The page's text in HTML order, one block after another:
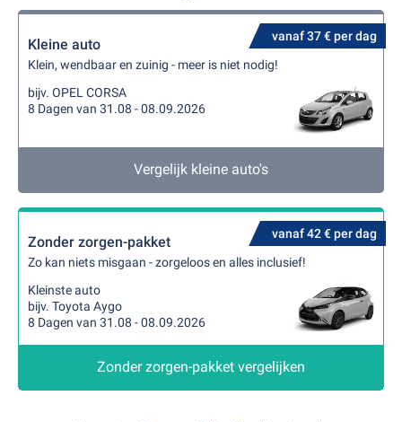
vanaf 37 € per dag
Kleine auto
Klein, wendbaar en zuinig - meer is niet nodig!
bijv. OPEL CORSA
8 Dagen van 31.08 - 08.09.2026
Vergelijk kleine auto's
vanaf 42 € per dag
Zonder zorgen-pakket
Zo kan niets misgaan - zorgeloos en alles inclusief!
Kleinste auto
bijv. Toyota Aygo
8 Dagen van 31.08 - 08.09.2026
Zonder zorgen-pakket vergelijken